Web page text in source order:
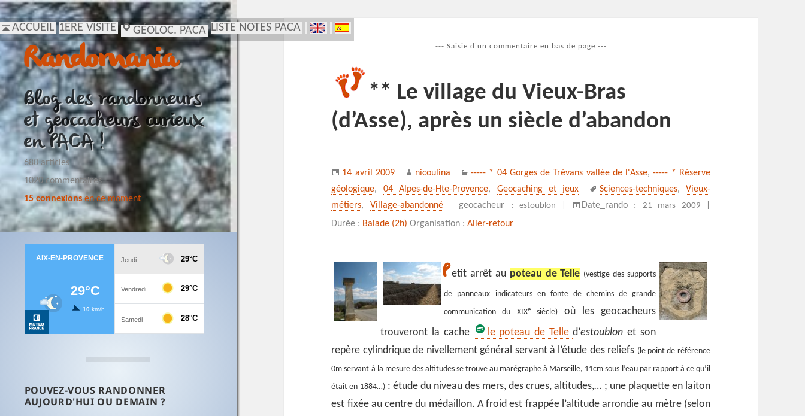
ACCUEIL 1ÈRE VISITE GÉOLOC. PACA LISTE NOTES PACA
Randomania
Blog des randonneurs
et geocacheurs curieux
en PACA !
680 articles
1020 commentaires
15 connexionsen ce moment
POUVEZ-VOUS RANDONNER
AUJOURD'HUI OU DEMAIN ?
--- Saisie d'un commentaire en bas de page ---
** Le village du Vieux-Bras
(d’Asse), après un siècle d’abandon
Publié
le
14 avril 2009 Auteur
nicoulina Catégories
----- * 04 Gorges de Trévans vallée de l'Asse,----- * Réserve
géologique, 04 Alpes-de-Hte-Provence, Geocaching et jeux
Mots-
clés
Sciences-techniques, Vieux-
métiers, Village-abandonné geocacheur :estoublon | Date_rando : 21 mars 2009 |
Durée : Balade (2h) Organisation :Aller-retour
Petit arrêt au poteau de Telle (vestige des supports
de panneaux indicateurs en fonte de chemins de grande
communication du XIXesiècle)où les geocacheurs
trouveront la cache
le poteau de Telled’estoublon et son
repère cylindrique de nivellement général servant à l’étude des reliefs (le point de référence
0m servant à la mesure des altitudes se trouve au marégraphe à Marseille, 11cm sous l’eau par rapport à ce qu’il
était en 1884…): étude du niveau des mers, des crues, altitudes,… ; une plaquette en laiton
est fixée au centre du médaillon. A froid est frappée l’altitude arrondie au mètre (selon